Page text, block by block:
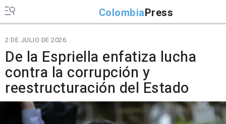
ColombiaPress
2 DE JULIO DE 2026
De la Espriella enfatiza lucha
contra la corrupción y
reestructuración del Estado